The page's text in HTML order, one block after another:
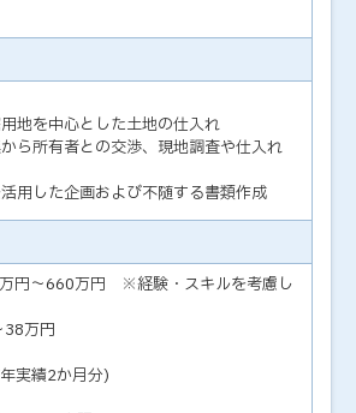
地を中心とした土地の仕入れ
ら所有者との交渉、現地調査や仕入れ
用した企画および不随する書類作成
円～660万円 ※経験・スキルを考慮し
万円
実績2か月分)